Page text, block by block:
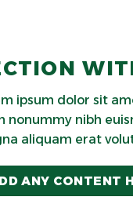
ipsum dolor sit
nonummy nibh
aliquam erat
ANY CONTENT